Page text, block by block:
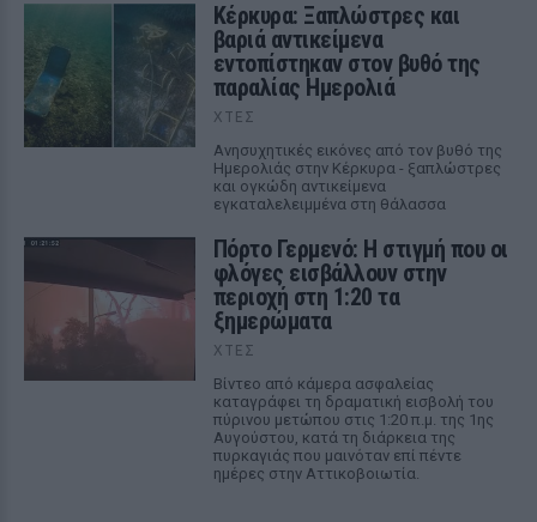
Κέρκυρα: Ξαπλώστρες και
βαριά αντικείμενα
εντοπίστηκαν στον βυθό της
παραλίας Ημερολιά
ΧΤΕΣ
Ανησυχητικές εικόνες από τον βυθό της
Ημερολιάς στην Κέρκυρα - ξαπλώστρες
και ογκώδη αντικείμενα
εγκαταλελειμμένα στη θάλασσα
Πόρτο Γερμενό: Η στιγμή που οι
φλόγες εισβάλλουν στην
περιοχή στη 1:20 τα
ξημερώματα
ΧΤΕΣ
Βίντεο από κάμερα ασφαλείας
καταγράφει τη δραματική εισβολή του
πύρινου μετώπου στις 1:20 π.μ. της 1ης
Αυγούστου, κατά τη διάρκεια της
πυρκαγιάς που μαινόταν επί πέντε
ημέρες στην Αττικοβοιωτία.